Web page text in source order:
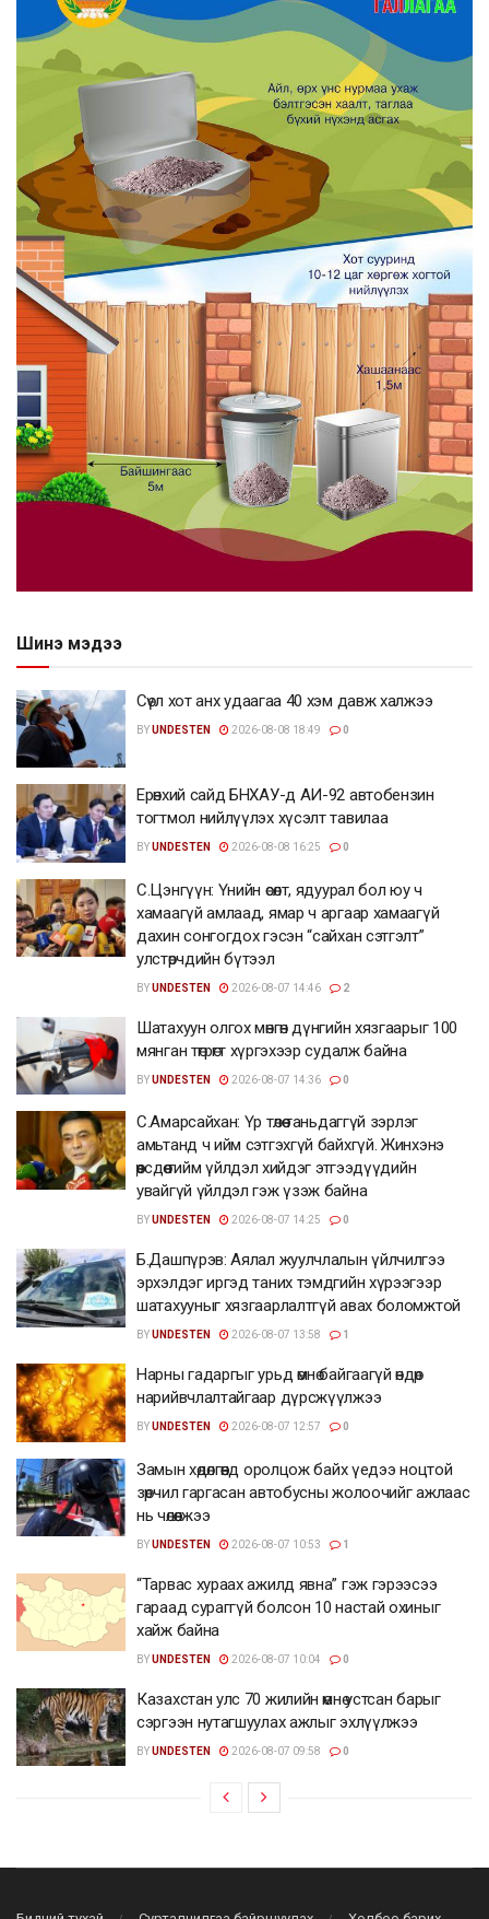
Шинэ мэдээ
Сөүл хот анх удаагаа 40 хэм давж халжээ
BYUNDESTEN 2026-08-08 18:49 0
Ерөнхий сайд БНХАУ-д АИ-92 автобензин
тогтмол нийлүүлэх хүсэлт тавилаа
BYUNDESTEN 2026-08-08 16:25 0
С.Цэнгүүн: Үнийн өсөлт, ядуурал бол юу ч
хамаагүй амлаад, ямар ч аргаар хамаагүй
дахин сонгогдох гэсэн “сайхан сэтгэлт”
улстөрчдийн бүтээл
BYUNDESTEN 2026-08-07 14:46 2
Шатахуун олгох мөнгөн дүнгийн хязгаарыг 100
мянган төгрөгт хүргэхээр судалж байна
BYUNDESTEN 2026-08-07 14:36 0
С.Амарсайхан: Үр төлөө таньдаггүй зэрлэг
амьтанд ч ийм сэтгэхгүй байхгүй. Жинхэнэ
өөрсдөө тийм үйлдэл хийдэг этгээдүүдийн
увайгүй үйлдэл гэж үзэж байна
BYUNDESTEN 2026-08-07 14:25 0
Б.Дашпүрэв: Аялал жуулчлалын үйлчилгээ
эрхэлдэг иргэд таних тэмдгийн хүрээгээр
шатахууныг хязгаарлалтгүй авах боломжтой
BYUNDESTEN 2026-08-07 13:58 1
Нарны гадаргыг урьд өмнө байгаагүй өндөр
нарийвчлалтайгаар дүрсжүүлжээ
BYUNDESTEN 2026-08-07 12:57 0
Замын хөдөлгөөнд оролцож байх үедээ ноцтой
зөрчил гаргасан автобусны жолоочийг ажлаас
нь чөлөөлжээ
BYUNDESTEN 2026-08-07 10:53 1
“Тарвас хураах ажилд явна” гэж гэрээсээ
гараад сураггүй болсон 10 настай охиныг
хайж байна
BYUNDESTEN 2026-08-07 10:04 0
Казахстан улс 70 жилийн өмнө устсан барыг
сэргээн нутагшуулах ажлыг эхлүүлжээ
BYUNDESTEN 2026-08-07 09:58 0